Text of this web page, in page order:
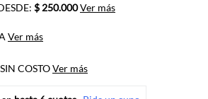
$ 250.000Ver más
Ver más
COSTOVer más